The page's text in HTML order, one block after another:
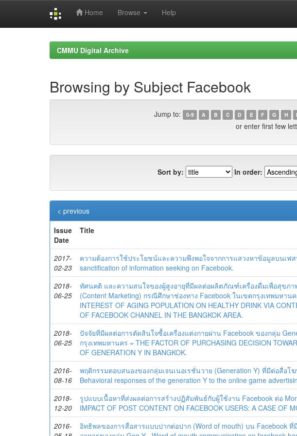
Home Browse Help
CMMU Digital Archive
Browsing by Subject Facebook
Jump to: 0-9 A B C D E F G H I
or enter first few
Sort by: In order:
< previous
Issue
Date
Title
2017-
02-23
ความต้องการใช้ประโยชน์และความพึงพอใจจากการแสวงหาข้อมูลบนเฟส
sanctification of information seeking on Facebook.
2018-
06-25
ทัศนคติ และความสนใจของผู้สูงอายุที่มีผลต่อผลิตภัณฑ์เครื่องดื่มเพื่อสุขภา
(Content Marketing) กรณีศึกษาช่องทาง Facebook ในเขตกรุงเทพมหานค
INTEREST OF AGING POPULATION ON HEALTHY DRINK VIA
OF FACEBOOK CHANNEL IN THE BANGKOK AREA.
2018-
06-25
ปัจจัยที่มีผลต่อการตัดสินใจซื้อเครื่องแต่งกายผ่าน Facebook ของกลุ่ม
กรุงเทพมหานคร = THE FACTOR OF PURCHASING DECISION
OF GENERATION Y IN BANGKOK.
2016-
08-16
พฤติกรรมตอบสนองของกลุ่มเจนเนอเรชั่นวาย (Generation Y) ที่มีต่อสื่อ
Behavioral responses of the generation Y to the online game
2018-
12-20
รูปแบบเนื้อหาที่ส่งผลต่อการสร้างปฏิสัมพันธ์กับผู้ใช้งาน Facebook ต่อ
IMPACT OF POST CONTENT ON FACEBOOK USERS: A CASE OF
2016-
อิทธิพลของการสื่อสารแบบปากต่อปาก (Word of mouth) บน Facebook ที่